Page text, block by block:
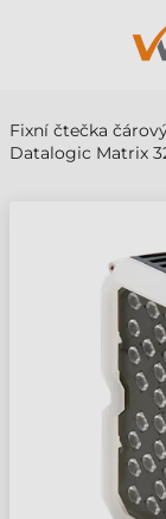
Fixní čtečka
Datalogic Matrix